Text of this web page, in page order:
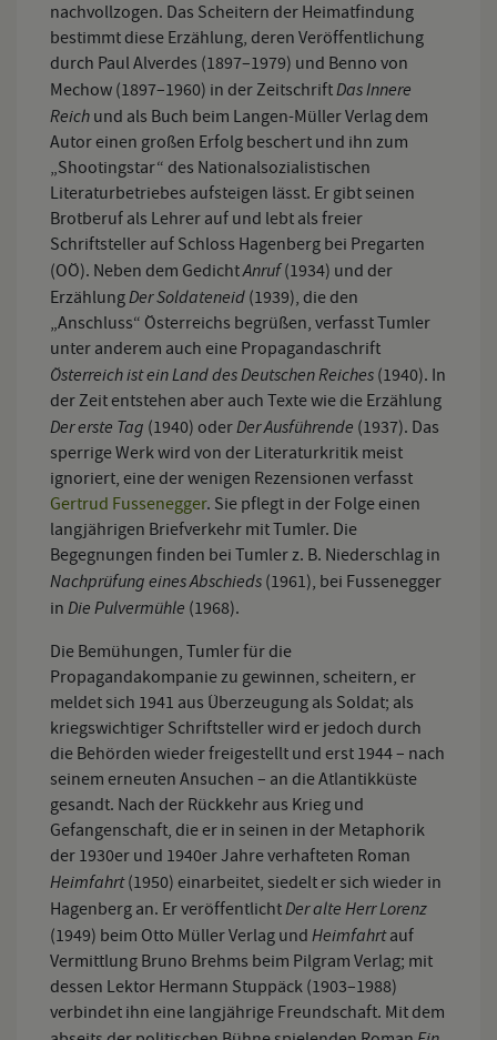
nachvollzogen. Das Scheitern der Heimatfindung
bestimmt diese Erzählung, deren Veröffentlichung
durch Paul Alverdes (1897–1979) und Benno von
Mechow (1897–1960) in der ZeitschriftDas Innere
Reich und als Buch beim Langen-Müller Verlag dem
Autor einen großen Erfolg beschert und ihn zum
„Shootingstar“ des Nationalsozialistischen
Literaturbetriebes aufsteigen lässt. Er gibt seinen
Brotberuf als Lehrer auf und lebt als freier
Schriftsteller auf Schloss Hagenberg bei Pregarten
(OÖ). Neben dem GedichtAnruf(1934) und der
ErzählungDer Soldateneid (1939), die den
„Anschluss“ Österreichs begrüßen, verfasst Tumler
unter anderem auch eine Propagandaschrift
Österreich ist ein Land des Deutschen Reiches (1940). In
der Zeit entstehen aber auch Texte wie die Erzählung
Der erste Tag (1940) oderDer Ausführende (1937). Das
sperrige Werk wird von der Literaturkritik meist
ignoriert, eine der wenigen Rezensionen verfasst
Gertrud Fussenegger. Sie pflegt in der Folge einen
langjährigen Briefverkehr mit Tumler. Die
Begegnungen finden bei Tumler z. B. Niederschlag in
Nachprüfung eines Abschieds (1961), bei Fussenegger
in Die Pulvermühle (1968).
Die Bemühungen, Tumler für die
Propagandakompanie zu gewinnen, scheitern, er
meldet sich 1941 aus Überzeugung als Soldat; als
kriegswichtiger Schriftsteller wird er jedoch durch
die Behörden wieder freigestellt und erst 1944 – nach
seinem erneuten Ansuchen – an die Atlantikküste
gesandt. Nach der Rückkehr aus Krieg und
Gefangenschaft, die er in seinen in der Metaphorik
der 1930er und 1940er Jahre verhafteten Roman
Heimfahrt(1950) einarbeitet, siedelt er sich wieder in
Hagenberg an. Er veröffentlichtDer alte Herr Lorenz
(1949) beim Otto Müller Verlag und Heimfahrtauf
Vermittlung Bruno Brehms beim Pilgram Verlag; mit
dessen Lektor Hermann Stuppäck (1903–1988)
verbindet ihn eine langjährige Freundschaft. Mit dem